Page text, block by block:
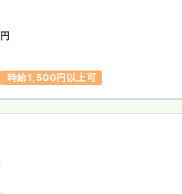
円
時給1,500円以上可